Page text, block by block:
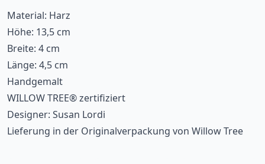
Material: Harz
Höhe: 13,5 cm
Breite: 4 cm
Länge: 4,5 cm
Handgemalt
WILLOW TREE® zertifiziert
Designer: Susan Lordi
Lieferung in der Originalverpackung von Willow Tree